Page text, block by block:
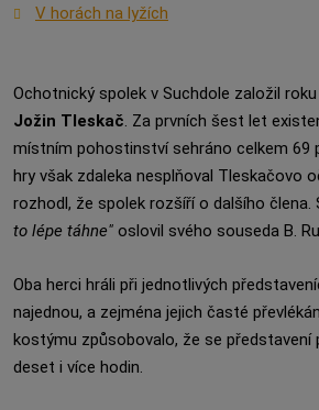
V horách na lyžích
Ochotnický spolek v Suchdole založil
Jožin Tleskač. Za prvních šest let
místním pohostinství sehráno celkem 69
hry však zdaleka nesplňoval Tleskačovo
rozhodl, že spolek rozšíří o dalšího člena.
to lépe táhne" oslovil svého souseda B.
Oba herci hráli při jednotlivých
najednou, a zejména jejich časté
kostýmu způsobovalo, že se představení
deset i více hodin.